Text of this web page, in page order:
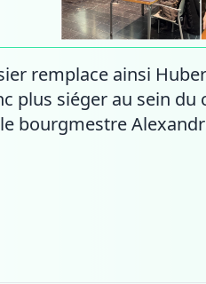
remplace ainsi
plus siéger au sein du
bourgmestre